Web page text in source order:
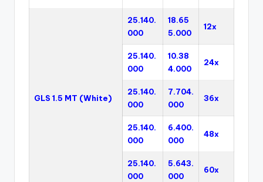
GLS 1.5 MT (White)
25.140.
000
18.65
5.000
12x
25.140.
000
10.38
4.000
24x
25.140.
000
7.704.
000
36x
25.140.
000
6.400.
000
48x
25.140.
000
5.643.
000
60x